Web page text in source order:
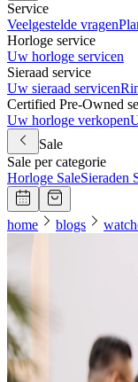
Service
Veelgestelde vragen
Horloge service
Uw horloge servicen
Sieraad service
Uw sieraad servicen
Certified Pre-Owned
Uw horloge verkopen
Sale
Sale per categorie
Horloge SaleSieraden
home blogs